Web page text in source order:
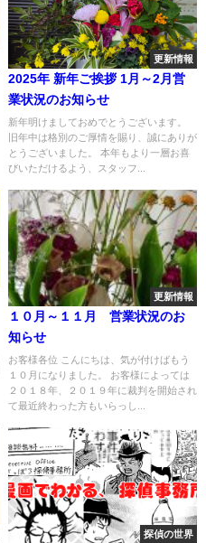
更新情報
2025年 新年ご挨拶 1月～2月営
業状況のお知らせ
新年明けましておめでとうございます。
旧年中は格別のご厚情を賜り、誠にありが
とうございました。 本年もより一層お喜
びいただけるよう、スタッフ...
更新情報
１０月～１１月 営業状況のお
知らせ
お客様各位 こんにちは、気が付けばもう
１０月になりました。 お客様によっては
２０１８年、２０１９年に裁判を開始され
て最近終わった方もいらっし...
探偵の世界